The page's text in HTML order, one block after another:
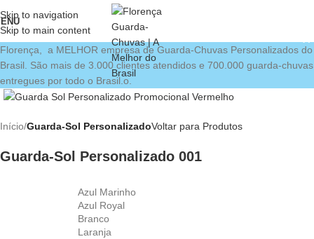
Skip to navigation
Skip to main content
Florença, a MELHOR empresa de Guarda-Chuvas Personalizados do
Brasil. São mais de 3.000 clientes atendidos e 700.000 guarda-chuvas
entregues por todo o Brasil.o.
Clique para ampliar
Início Guarda-Sol PersonalizadoVoltar para Produtos
Guarda-Sol Personalizado 001
Azul Marinho
Azul Royal
Branco
Laranja